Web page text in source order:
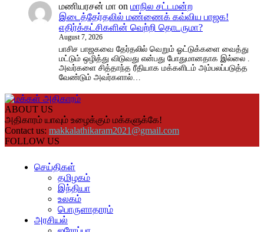
மணியரசன் மா on மாநில சட்டமன்ற
இடைத்தேர்தலில் மண்ணைக் கவ்விய பாஜக!
எதிர்க்கட்சிகளின் வெற்றி தொடருமா?
August 7, 2026
பாசிச பாஜகவை தேர்தலில் வெறும் ஓட்டுக்களை வைத்து
மட்டும் ஒழித்து விடுவது என்பது போதுமானதாக இல்லை .
அவர்களை சித்தாந்த ரீதியாக மக்களிடம் அம்பலப்படுத்த
வேண்டும் அவர்களால்…
ABOUT US
அதிகாரம் யாவும் உழைக்கும் மக்களுக்கே!
Contact us: makkalathikaram2021@gmail.com
FOLLOW US
செய்திகள்
தமிழகம்
இந்தியா
உலகம்
பொருளாதாரம்
அரசியல்